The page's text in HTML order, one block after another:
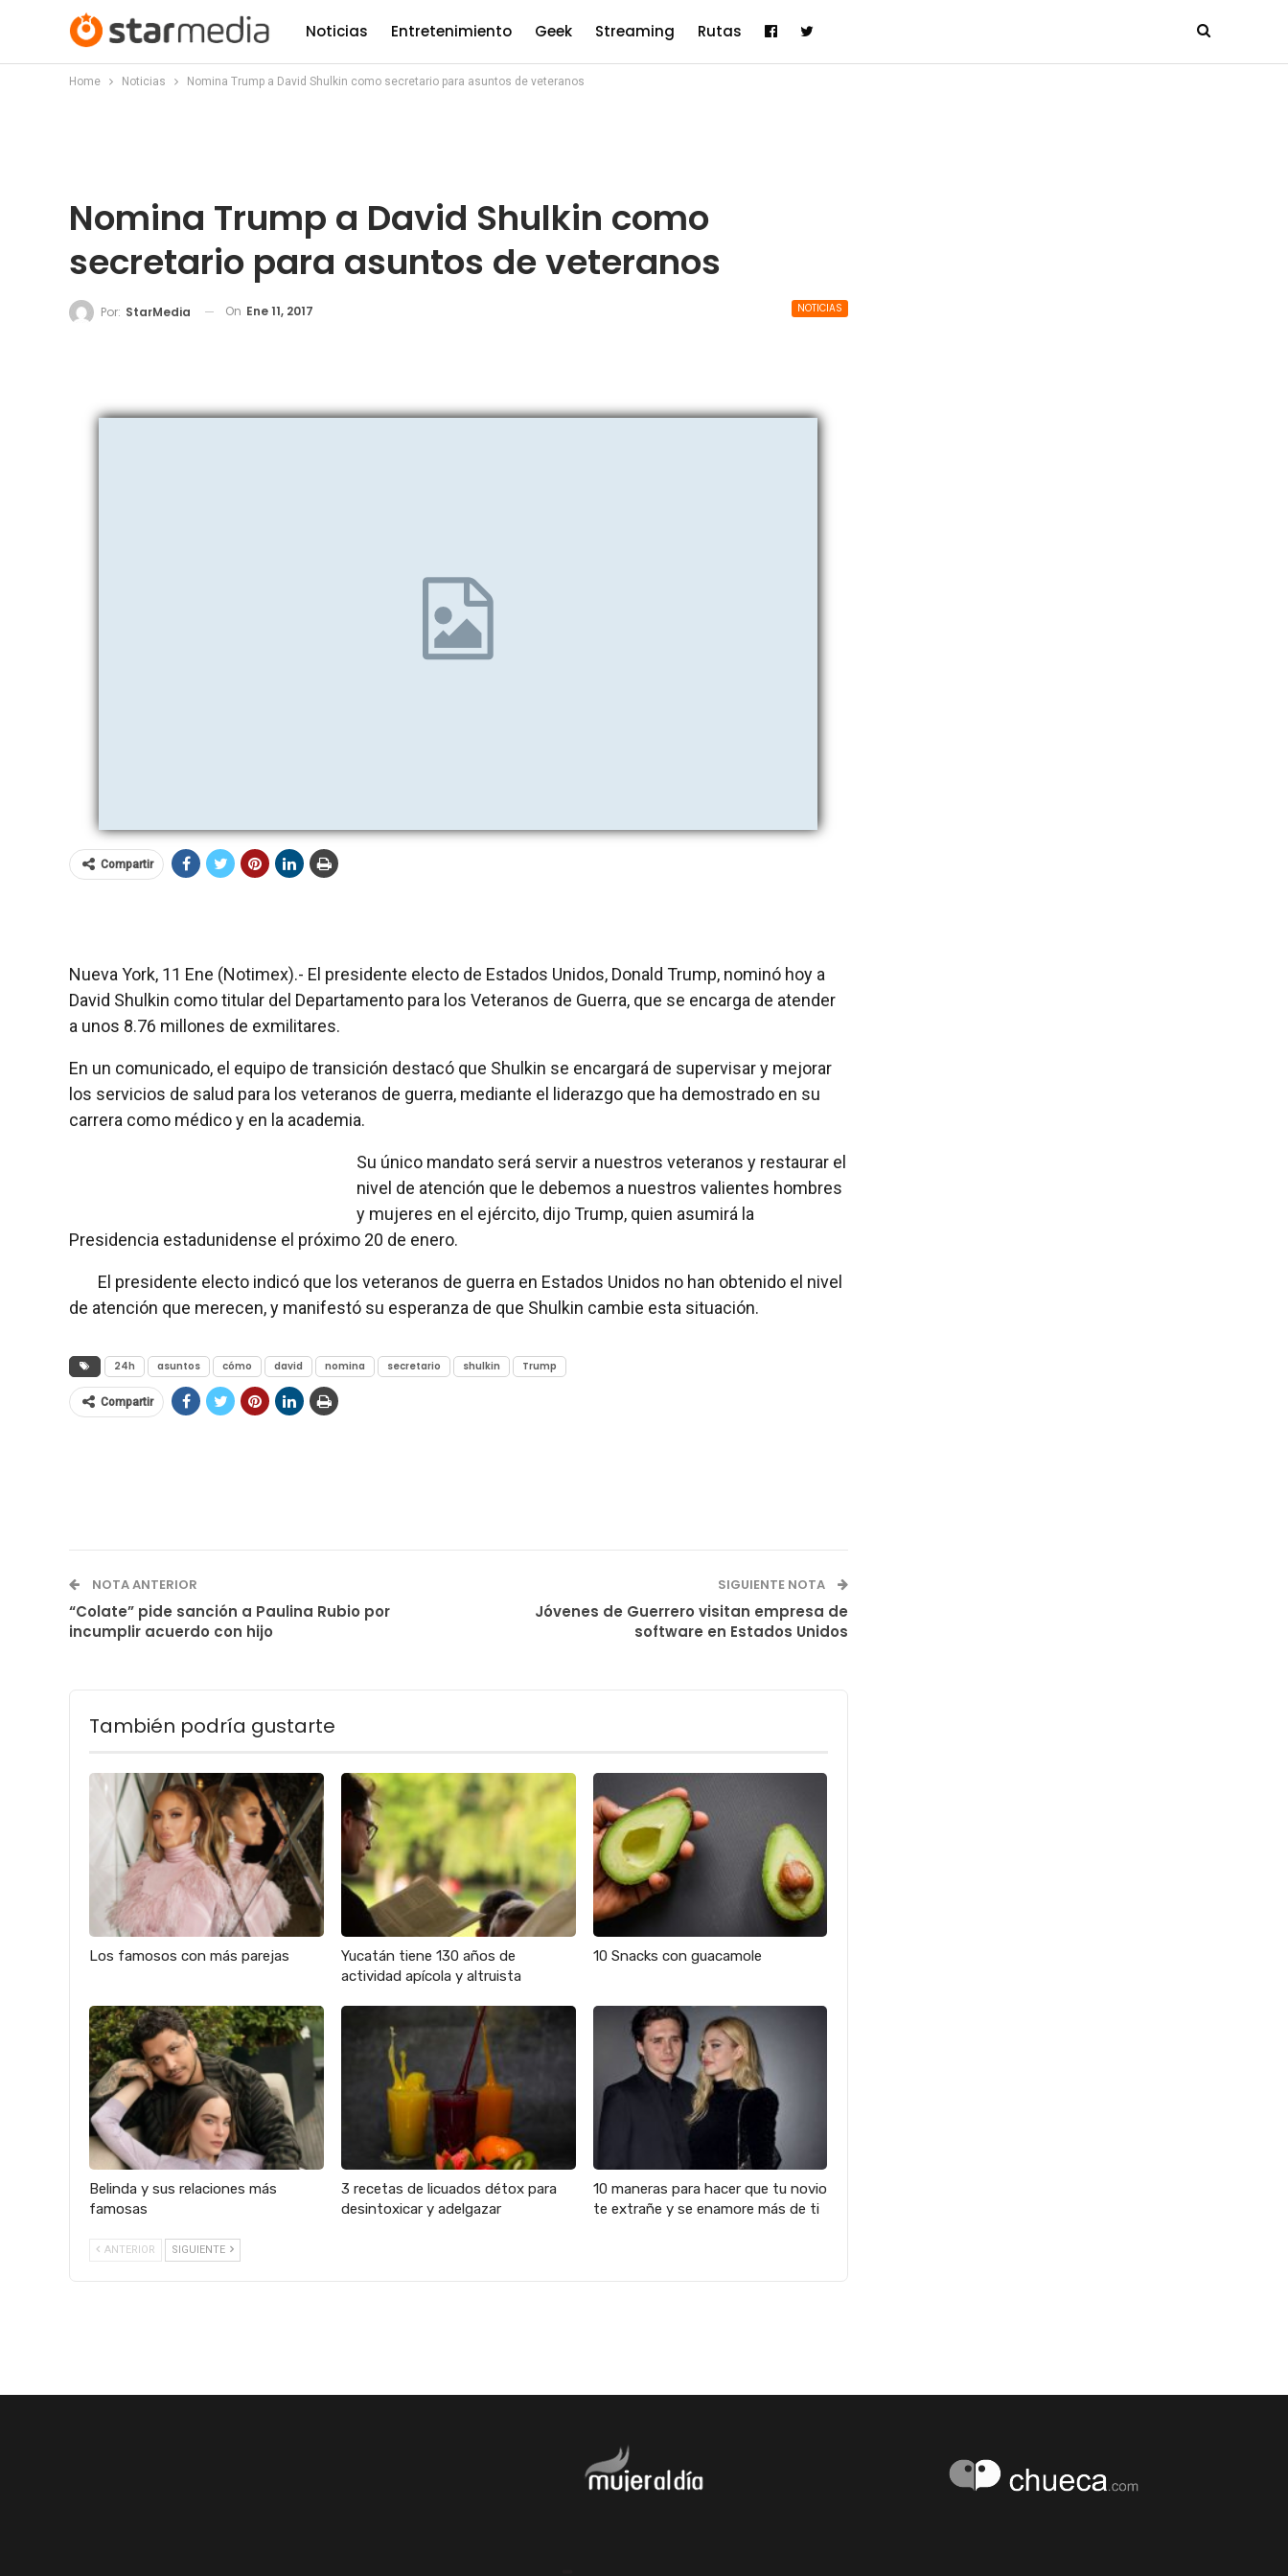
Noticias Entretenimiento Geek Streaming Rutas
Home Noticias Nomina Trump a David Shulkin como secretario para asuntos de veteranos
Nomina Trump a David Shulkin como
secretario para asuntos de veteranos
NOTICIAS
Por: StarMedia On Ene 11, 2017
Compartir
Nueva York, 11 Ene (Notimex).- El presidente electo de Estados Unidos, Donald Trump, nominó hoy a
David Shulkin como titular del Departamento para los Veteranos de Guerra, que se encarga de atender
a unos 8.76 millones de exmilitares.
En un comunicado, el equipo de transición destacó que Shulkin se encargará de supervisar y mejorar
los servicios de salud para los veteranos de guerra, mediante el liderazgo que ha demostrado en su
carrera como médico y en la academia.
Su único mandato será servir a nuestros veteranos y restaurar el
nivel de atención que le debemos a nuestros valientes hombres
y mujeres en el ejército, dijo Trump, quien asumirá la
Presidencia estadunidense el próximo 20 de enero.
El presidente electo indicó que los veteranos de guerra en Estados Unidos no han obtenido el nivel
de atención que merecen, y manifestó su esperanza de que Shulkin cambie esta situación.
24h asuntos cómo david nomina secretario shulkin Trump
Compartir
NOTA ANTERIOR
“Colate” pide sanción a Paulina Rubio por
incumplir acuerdo con hijo
SIGUIENTE NOTA
Jóvenes de Guerrero visitan empresa de
software en Estados Unidos
También podría gustarte
Los famosos con más parejas
Yucatán tiene 130 años de
actividad apícola y altruista
10 Snacks con guacamole
Belinda y sus relaciones más
famosas
3 recetas de licuados détox para
desintoxicar y adelgazar
10 maneras para hacer que tu novio
te extrañe y se enamore más de ti
ANTERIOR SIGUIENTE